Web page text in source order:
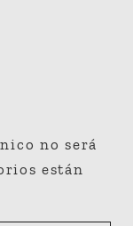
no será
están